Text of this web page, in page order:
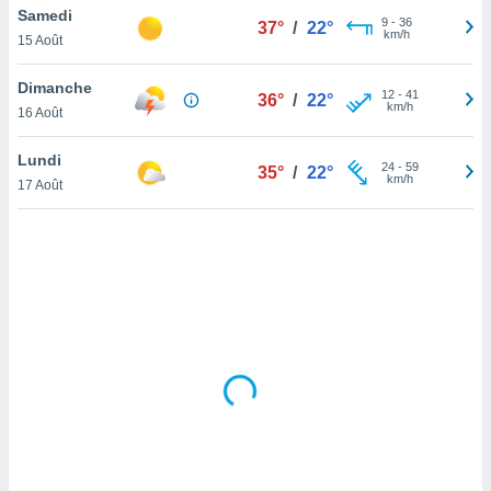
en
de
Samedi
15 Août
37° / 22° 9- 36
km/h
Dimanche
16 Août
36° / 22° 12- 41
km/h
Lundi
17 Août
35° / 22° 24- 59
km/h